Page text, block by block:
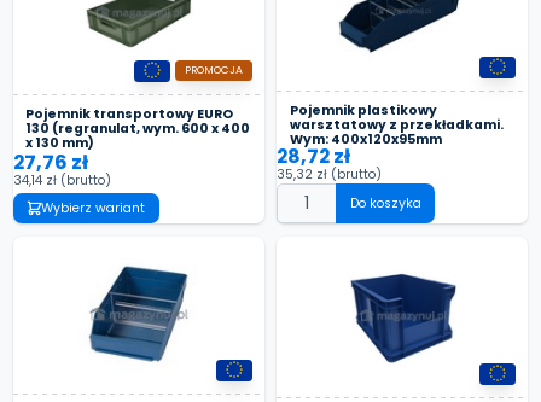
Pojemnik transportowy EURO
130 (regranulat, wym. 600 x 400
x 130 mm)
PROMOCJA
27,76 zł
34,14 zł (brutto)
Wybierz wariant
Pojemnik plastikowy
warsztatowy z przekładkami.
Wym: 400x120x95mm
28,72 zł
35,32 zł (brutto)
Do koszyka